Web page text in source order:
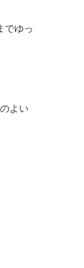
でゆっ
よい